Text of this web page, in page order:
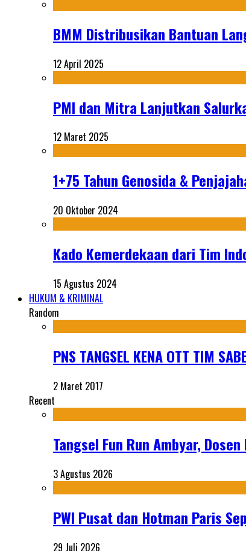
BMM Distribusikan Bantuan
12 April 2025
PMI dan Mitra Lanjutkan
12 Maret 2025
1+75 Tahun Genosida &
20 Oktober 2024
Kado Kemerdekaan dari Tim
15 Agustus 2024
HUKUM & KRIMINAL
Random
PNS TANGSEL KENA OTT TIM
2 Maret 2017
Recent
Tangsel Fun Run Ambyar,
3 Agustus 2026
PWI Pusat dan Hotman Paris
29 Juli 2026